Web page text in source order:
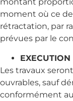
montant
moment où ce
rétractation, par
prévues par le
EXECUTION
Les travaux
ouvrables, sauf
conformément